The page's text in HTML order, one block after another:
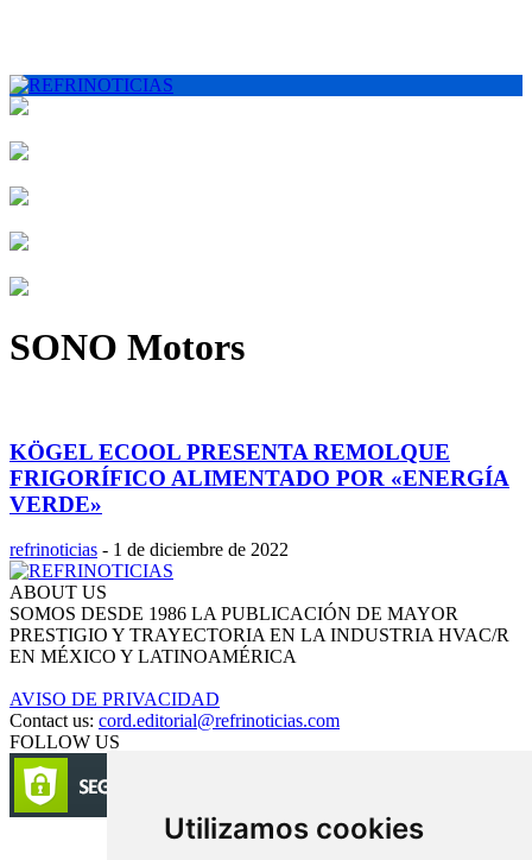
Utilizamos cookies
SONO Motors
KÖGEL ECOOL PRESENTA REMOLQUE
FRIGORÍFICO ALIMENTADO POR «ENERGÍA
VERDE»
refrinoticias - 1 de diciembre de 2022
ABOUT US
SOMOS DESDE 1986 LA PUBLICACIÓN DE MAYOR
PRESTIGIO Y TRAYECTORIA EN LA INDUSTRIA HVAC/R
EN MÉXICO Y LATINOAMÉRICA
AVISO DE PRIVACIDAD
Contact us: cord.editorial@refrinoticias.com
FOLLOW US